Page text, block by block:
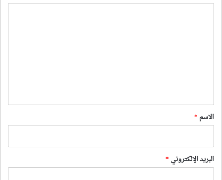
*
الاسم *
البريد الإلكتروني *